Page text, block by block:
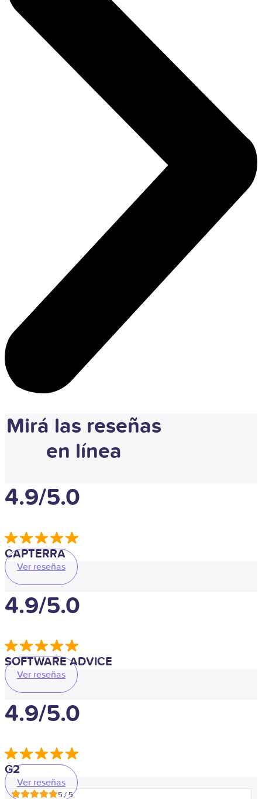
Mirá las reseñas
en línea
4.9/5.0
CAPTERRA
Ver reseñas
4.9/5.0
SOFTWARE ADVICE
Ver reseñas
4.9/5.0
G2
Ver reseñas
5 / 5